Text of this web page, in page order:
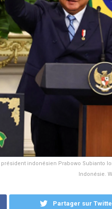
indonésien Prabowo Subianto
Indonésie.
Partager sur